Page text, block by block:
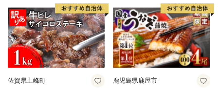
佐賀県上峰町 鹿児島県鹿屋市